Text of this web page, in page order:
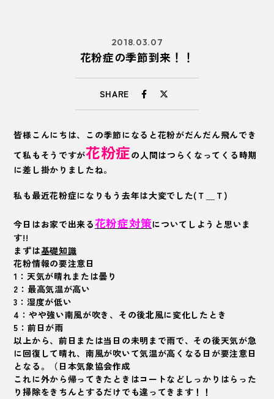
2018.03.07
花粉症の季節到来！！
SHARE
皆様こんにちは、この季節になると花粉がだんだん飛んでき
て私もそうですが花粉症の人間はつらくなってくる時期
に差し掛かりましたね。
私も最近花粉症になりもう去年は大変でした(Ｔ＿Ｔ)
今日はお家で出来る花粉症対策についてしようと思いま
す!!
まずは基礎知識
花粉情報の要注意日
1 ：天気が晴れまたは曇り
2 ：最高気温が高い
3 ：湿度が低い
4 ：やや強い南風が吹き、その後北風に変化したとき
5 ：前日が雨
以上から、前日または当日の未明まで雨で、その後天気が急
に回復して晴れ、南風が吹いて気温が高くなる日が要注意日
となる。（日本気象協会作成
これに外から帰ってきたときはコートなどしっかりはらった
り掃除をきちんとするだけでも違ってきます！！